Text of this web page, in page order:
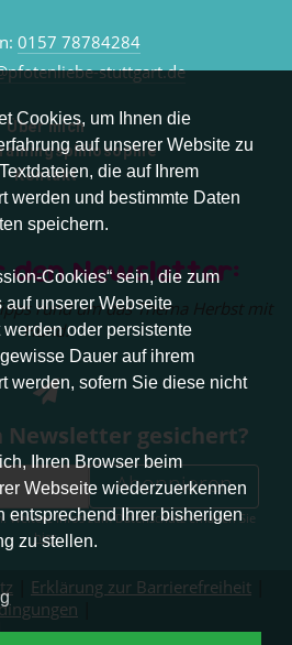
Cookies, um Ihnen die
auf unserer Website zu
die auf Ihrem
werden und bestimmte Daten
speichern.
Cookies“ sein, die zum
auf unserer Webseite
oder persistente
Dauer auf ihrem
werden, sofern Sie diese nicht
Ihren Browser beim
Webseite wiederzuerkennen
entsprechend Ihrer bisherigen
zu stellen.
0157 78784284
stuttgart.de
Über mich
Kontakt
den Newsletter:
rund um das Thema Herbst mit
Hund.
Newsletter gesichert?
Abonnieren
Weitere Infos zum Datenschutz erhalten Sie
hier.
Erklärung zur Barrierefreiheit